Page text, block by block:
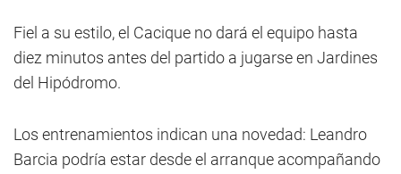
Fiel a su estilo, el Cacique no dará el equipo hasta
diez minutos antes del partido a jugarse en Jardines
del Hipódromo.
Los entrenamientos indican una novedad: Leandro
Barcia podría estar desde el arranque acompañando